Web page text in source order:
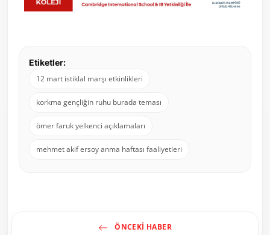
Etiketler:
12 mart istiklal marşı etkinlikleri
korkma gençliğin ruhu burada teması
ömer faruk yelkenci açıklamaları
mehmet akif ersoy anma haftası faaliyetleri
ÖNCEKI HABER